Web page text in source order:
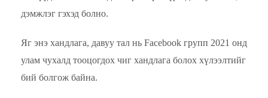
дэмжлэг гэхэд болно.
Яг энэ хандлага, давуу тал нь Facebook групп 2021 онд
улам чухалд тооцогдох чиг хандлага болох хүлээлтийг
бий болгож байна.